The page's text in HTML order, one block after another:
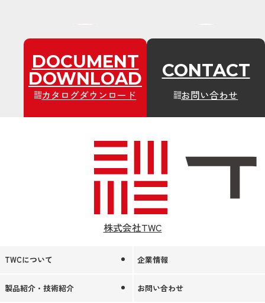
カタログダウンロード
DOCUMENT
DOWNLOAD
お問い合わせ
CONTACT
株式会社TWC
TWCについて 企業情報
製品紹介・技術紹介 お問い合わせ